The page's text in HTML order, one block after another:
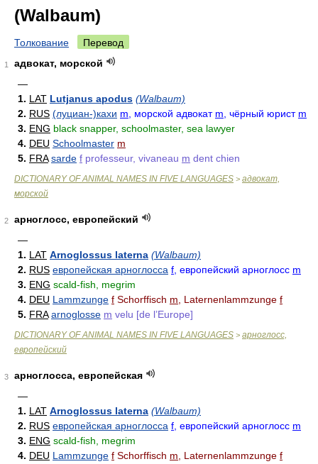
(Walbaum)
Толкование Перевод
1
адвокат, морской
—
1. LAT Lutjanus apodus (Walbaum)
2. RUS (луциан-)кахи m , морской адвокат m , чёрный юрист m
3. ENG black snapper, schoolmaster, sea lawyer
4. DEU Schoolmaster m
5. FRA sarde f professeur, vivaneau m dent chien
DICTIONARY OF ANIMAL NAMES IN FIVE LANGUAGES > адвокат,
морской
2
арноглосс, европейский
—
1. LAT Arnoglossus laterna (Walbaum)
2. RUS европейская арноглосса f , европейский арноглосс m
3. ENG scald-fish, megrim
4. DEU Lammzunge f Schorffisch m , Laternenlammzunge f
5. FRA arnoglosse m velu [de l’Europe]
DICTIONARY OF ANIMAL NAMES IN FIVE LANGUAGES > арноглосс,
европейский
3
арноглосса, европейская
—
1. LAT Arnoglossus laterna (Walbaum)
2. RUS европейская арноглосса f , европейский арноглосс m
3. ENG scald-fish, megrim
4. DEU Lammzunge f Schorffisch m , Laternenlammzunge f